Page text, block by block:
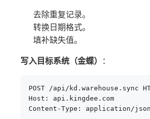
去除重复记录。
转换日期格式。
填补缺失值。
写入目标系统（金蝶） ：
POST /api/kd.warehouse.sync
Host: api.kingdee.com
Content-Type: application/json